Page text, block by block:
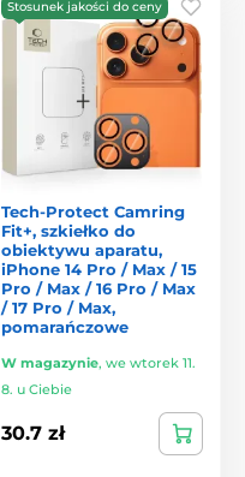
Stosunek jakości do ceny
Tech-Protect Camring
Fit+, szkiełko do
obiektywu aparatu,
iPhone 14 Pro / Max / 15
Pro / Max / 16 Pro / Max
/ 17 Pro / Max,
pomarańczowe
W magazynie, we wtorek 11.
8. u Ciebie
30.7 zł